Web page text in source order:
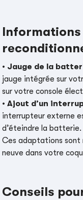
• Jauge de la
jauge intégrée sur
sur votre console
•Ajout d’un
interrupteur externe
d’éteindre la batterie.
Ces adaptations sont
neuve dans votre
Conseils